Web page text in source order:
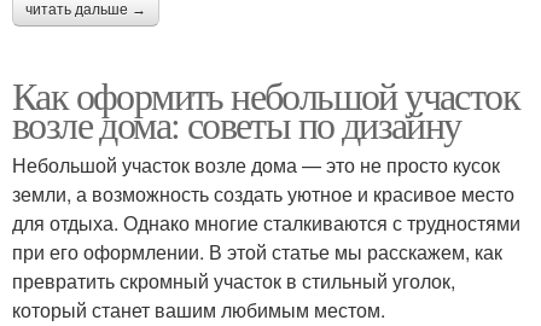
читать дальше →
Как оформить небольшой участок
возле дома: советы по дизайну
Небольшой участок возле дома — это не просто кусок
земли, а возможность создать уютное и красивое место
для отдыха. Однако многие сталкиваются с трудностями
при его оформлении. В этой статье мы расскажем, как
превратить скромный участок в стильный уголок,
который станет вашим любимым местом.